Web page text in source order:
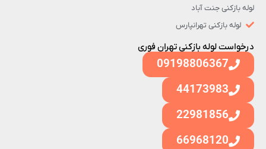
لوله بازکنی جنت آباد
لوله بازکنی تهرانپارس
درخواست لوله بازکنی تهران فوری
09198806367
44173983
22981856
66968120